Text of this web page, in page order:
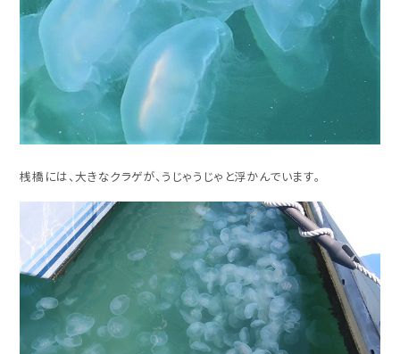
桟橋には、大きなクラゲが、うじゃうじゃと浮かんでいます。